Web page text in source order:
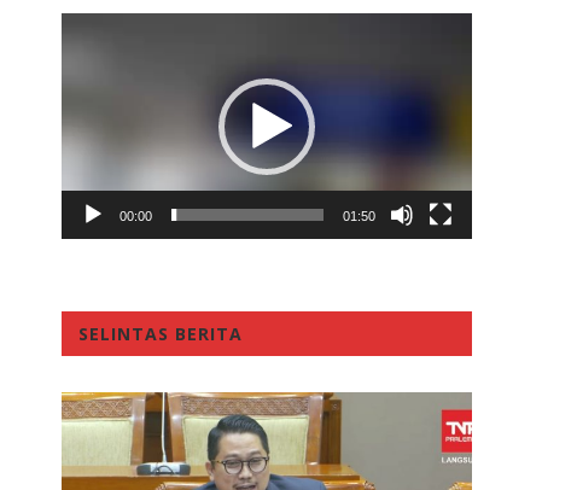
00:00 01:50
SELINTAS BERITA